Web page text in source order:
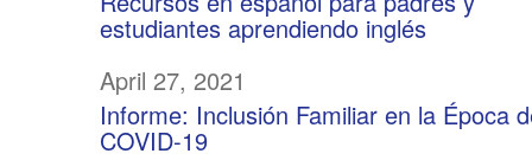
estudiantes aprendiendo inglés
April 27, 2021
Informe: Inclusión Familiar en la Época
COVID-19